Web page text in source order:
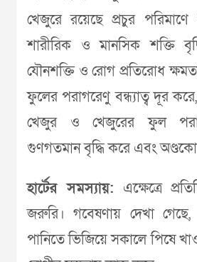
খেজুরে রয়েছে প্রচুর পরিমাণে
শারীরিক ও মানসিক শক্তি
যৌনশক্তি ও রোগ প্রতিরোধ
ফুলের পরাগরেণু বন্ধ্যাত্ব দূর
খেজুর ও খেজুরের ফুল
গুণগতমান বৃদ্ধি করে এবং
হার্টের সমস্যায়: এক্ষেত্রে
জরুরি। গবেষণায় দেখা
পানিতে ভিজিয়ে সকালে পিষে